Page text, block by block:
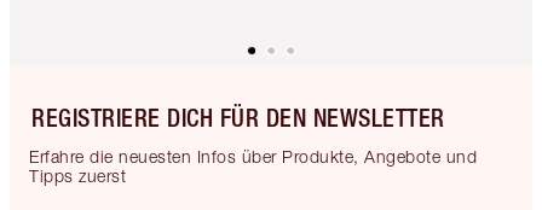
REGISTRIERE DICH FÜR DEN NEWSLETTER
Erfahre die neuesten Infos über Produkte, Angebote und
Tipps zuerst